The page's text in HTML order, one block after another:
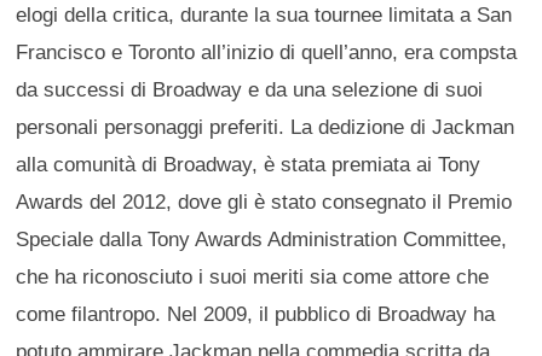
elogi della critica, durante la sua tournee limitata a San
Francisco e Toronto all’inizio di quell’anno, era compsta
da successi di Broadway e da una selezione di suoi
personali personaggi preferiti. La dedizione di Jackman
alla comunità di Broadway, è stata premiata ai Tony
Awards del 2012, dove gli è stato consegnato il Premio
Speciale dalla Tony Awards Administration Committee,
che ha riconosciuto i suoi meriti sia come attore che
come filantropo. Nel 2009, il pubblico di Broadway ha
potuto ammirare Jackman nella commedia scritta da